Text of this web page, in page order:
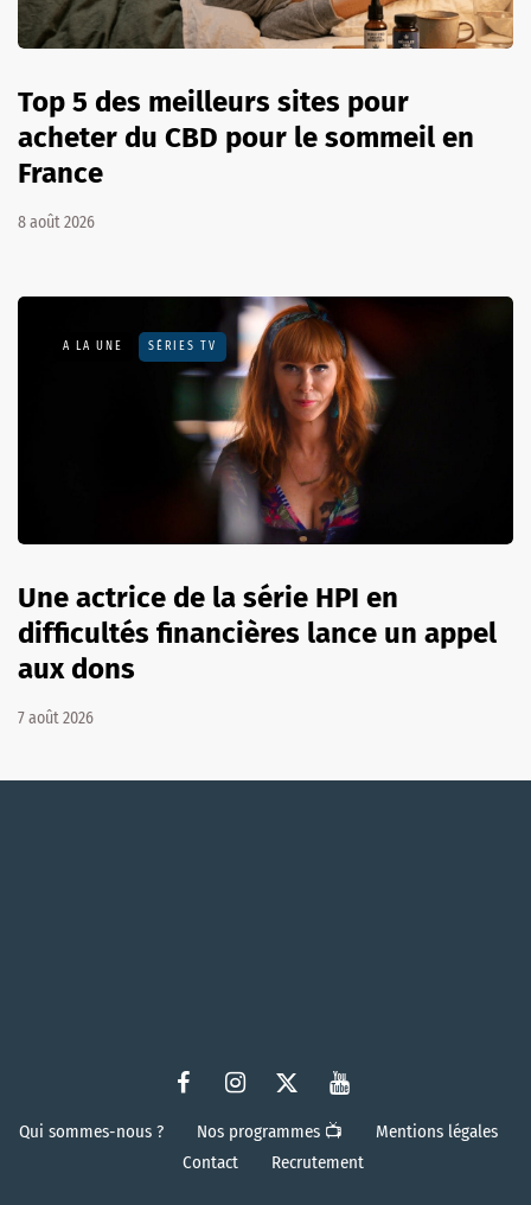
Top 5 des meilleurs sites pour
acheter du CBD pour le sommeil en
France
8 août 2026
A LA UNE SÉRIES TV
Une actrice de la série HPI en
difficultés financières lance un appel
aux dons
7 août 2026
Qui sommes-nous ? Nos programmes 📺
Mentions légales
Contact
Recrutement